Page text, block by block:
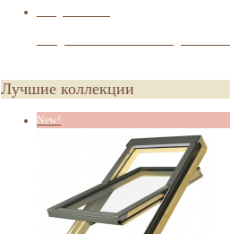
Лучшие коллекции
New!